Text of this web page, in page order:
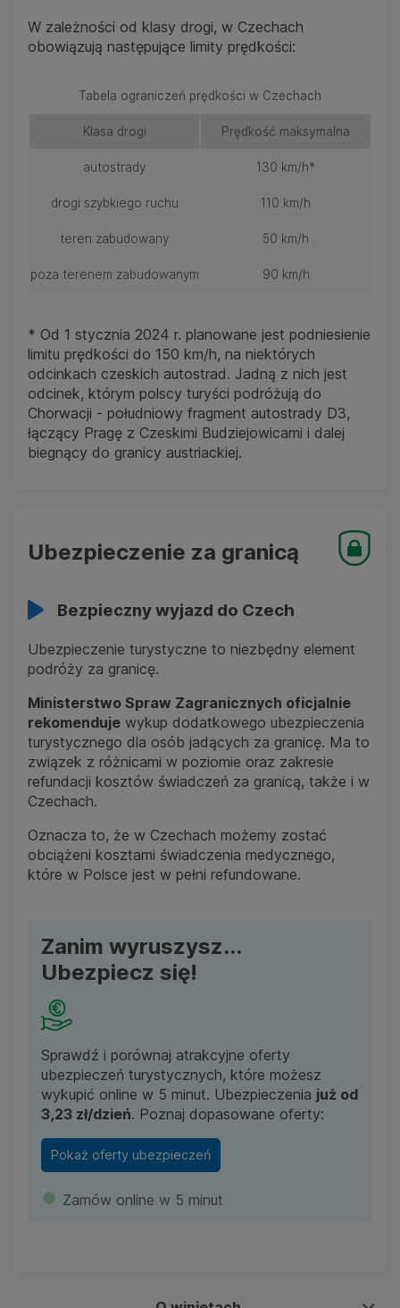
W zależności od klasy drogi, w Czechach
obowiązują następujące limity prędkości:
Tabela ograniczeń prędkości w Czechach
Klasa drogi Prędkość maksymalna
autostrady 130 km/h*
drogi szybkiego ruchu 110 km/h
teren zabudowany 50 km/h
poza terenem zabudowanym 90 km/h
* Od 1 stycznia 2024 r. planowane jest podniesienie
limitu prędkości do 150 km/h, na niektórych
odcinkach czeskich autostrad. Jadną z nich jest
odcinek, którym polscy turyści podróżują do
Chorwacji - południowy fragment autostrady D3,
łączący Pragę z Czeskimi Budziejowicami i dalej
biegnący do granicy austriackiej.
Ubezpieczenie za granicą
Bezpieczny wyjazd do Czech
Ubezpieczenie turystyczne to niezbędny element
podróży za granicę.
Ministerstwo Spraw Zagranicznych oficjalnie
rekomenduje wykup dodatkowego ubezpieczenia
turystycznego dla osób jadących za granicę. Ma to
związek z różnicami w poziomie oraz zakresie
refundacji kosztów świadczeń za granicą, także i w
Czechach.
Oznacza to, że w Czechach możemy zostać
obciążeni kosztami świadczenia medycznego,
które w Polsce jest w pełni refundowane.
Zanim wyruszysz...
Ubezpiecz się!
Sprawdź i porównaj atrakcyjne oferty
ubezpieczeń turystycznych, które możesz
wykupić online w 5 minut. Ubezpieczenia już od
3,23 zł/dzień. Poznaj dopasowane oferty:
Pokaż oferty ubezpieczeń
Zamów online w 5 minut